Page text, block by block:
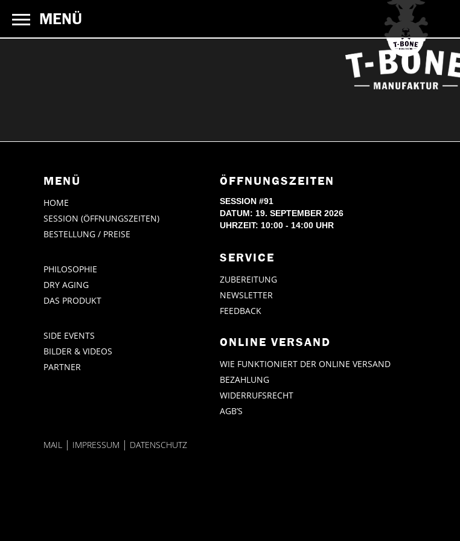
MENÜ
MENÜ
HOME
SESSION (ÖFFNUNGSZEITEN)
BESTELLUNG / PREISE
PHILOSOPHIE
DRY AGING
DAS PRODUKT
SIDE EVENTS
BILDER & VIDEOS
PARTNER
ÖFFNUNGSZEITEN
SESSION #91
DATUM: 19. SEPTEMBER 2026
UHRZEIT: 10:00 - 14:00 UHR
SERVICE
ZUBEREITUNG
NEWSLETTER
FEEDBACK
ONLINE VERSAND
WIE FUNKTIONIERT DER ONLINE VERSAND
BEZAHLUNG
WIDERRUFSRECHT
AGB’S
MAIL | IMPRESSUM | DATENSCHUTZ